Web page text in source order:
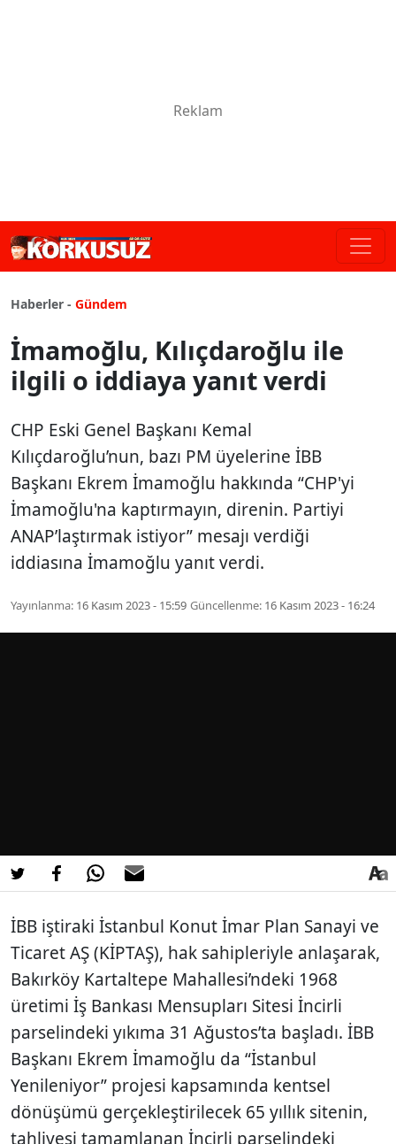
Haberler - Gündem
İmamoğlu, Kılıçdaroğlu ile
ilgili o iddiaya yanıt verdi
CHP Eski Genel Başkanı Kemal
Kılıçdaroğlu’nun, bazı PM üyelerine İBB
Başkanı Ekrem İmamoğlu hakkında “CHP'yi
İmamoğlu'na kaptırmayın, direnin. Partiyi
ANAP’laştırmak istiyor” mesajı verdiği
iddiasına İmamoğlu yanıt verdi.
Yayınlanma: 16 Kasım 2023 - 15:59 Güncellenme: 16 Kasım 2023 - 16:24
İBB iştiraki İstanbul Konut İmar Plan Sanayi ve
Ticaret AŞ (KİPTAŞ), hak sahipleriyle anlaşarak,
Bakırköy Kartaltepe Mahallesi’ndeki 1968
üretimi İş Bankası Mensupları Sitesi İncirli
parselindeki yıkıma 31 Ağustos’ta başladı. İBB
Başkanı Ekrem İmamoğlu da “İstanbul
Yenileniyor” projesi kapsamında kentsel
dönüşümü gerçekleştirilecek 65 yıllık sitenin,
tahliyesi tamamlanan İncirli parselindeki